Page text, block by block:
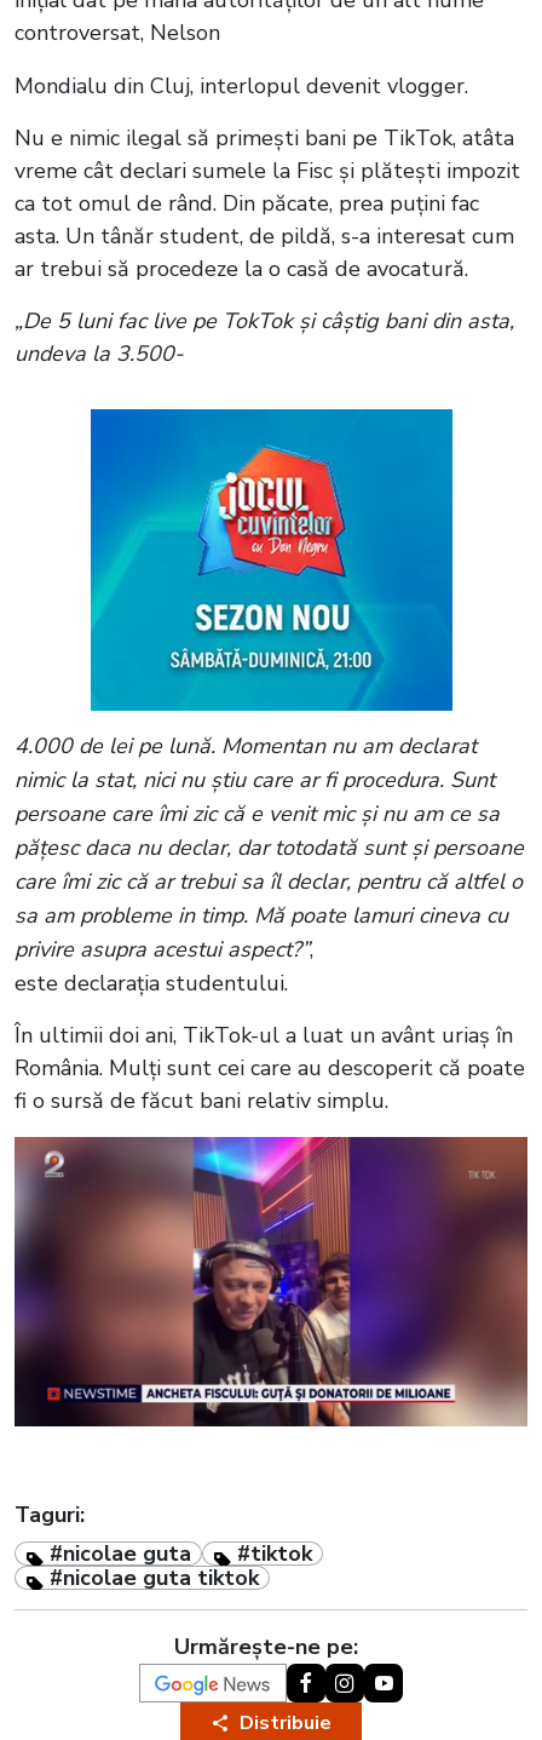
controversat, Nelson
Mondialu din Cluj, interlopul devenit vlogger.
Nu e nimic ilegal să primești bani pe TikTok, atâta
vreme cât declari sumele la Fisc și plătești impozit
ca tot omul de rând. Din păcate, prea puțini fac
asta. Un tânăr student, de pildă, s-a interesat cum
ar trebui să procedeze la o casă de avocatură.
„De 5 luni fac live pe TokTok și câștig bani din asta,
undeva la 3.500-
4.000 de lei pe lună. Momentan nu am declarat
nimic la stat, nici nu știu care ar fi procedura. Sunt
persoane care îmi zic că e venit mic și nu am ce sa
pățesc daca nu declar, dar totodată sunt și persoane
care îmi zic că ar trebui sa îl declar, pentru că altfel o
sa am probleme in timp. Mă poate lamuri cineva cu
privire asupra acestui aspect?”,
este declarația studentului.
În ultimii doi ani, TikTok-ul a luat un avânt uriaș în
România. Mulți sunt cei care au descoperit că poate
fi o sursă de făcut bani relativ simplu.
Taguri:
#nicolae guta
#tiktok
#nicolae guta tiktok
Urmărește-ne pe:
Distribuie